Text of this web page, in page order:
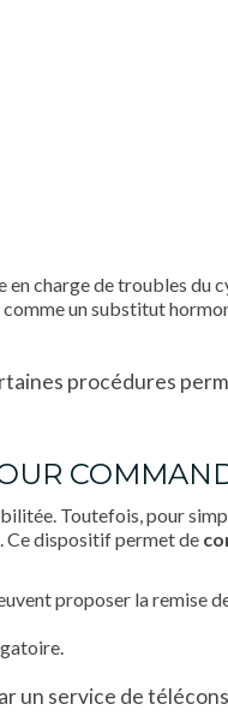
charge de troubles du
un substitut
procédures
Toutefois, pour
. Ce dispositif permet de
proposer la remise
un service de